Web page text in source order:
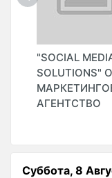
"SOCIAL
SOLUTIONS"
АГЕНТСТВО
Суббота, 8